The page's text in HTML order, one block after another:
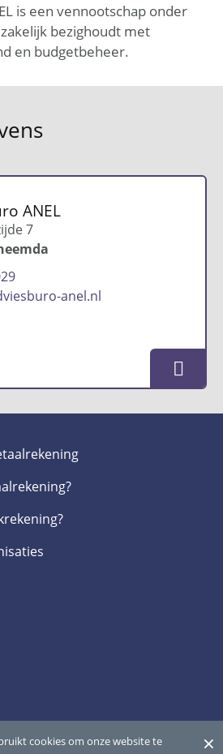
is een vennootschap onder
bezighoudt met
en budgetbeheer.
ANEL
7
anel.nl
cookies om onze website te ×